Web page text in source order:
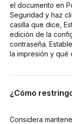
el documento en
Seguridad y haz
casilla que dice,
edición de la
contraseña.
la impresión y qué
¿Cómo
Considera